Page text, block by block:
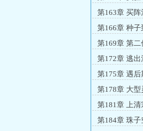
第163章 买阵
第166章 种子
第169章 第二
第172章 逃出
第175章 遇后
第178章 大型
第181章 上清
第184章 珠